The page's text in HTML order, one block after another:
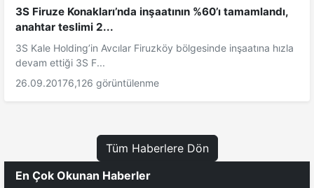
3S Firuze Konakları’nda inşaatının %60’ı tamamlandı,
anahtar teslimi 2...
3S Kale Holding’in Avcılar Firuzköy bölgesinde inşaatına hızla
devam ettiği 3S F...
26.09.20176,126 görüntülenme
Tüm Haberlere Dön
En Çok Okunan Haberler